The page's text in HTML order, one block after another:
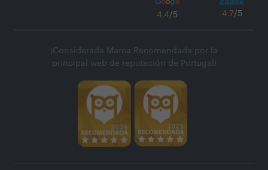
4.4/5 4.7/5
¡Considerada Marca Recomendada por la
principal web de reputación de Portugal!